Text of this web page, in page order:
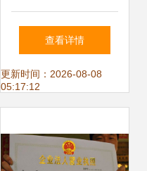
与电信业务代办服
务全解析——以于
例
查看详情
更新时间：2026-08-08
05:17:12